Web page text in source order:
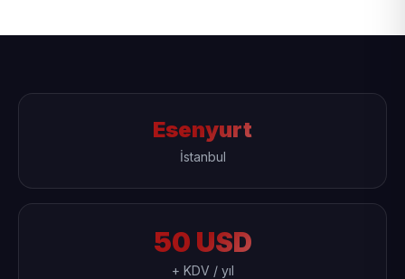
Esenyurt
İstanbul
50 USD
+ KDV / yıl